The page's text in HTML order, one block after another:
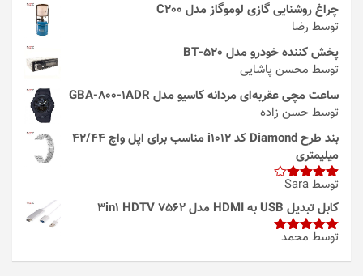
چراغ روشنایی گازی لوموگاز مدل C200
توسط رضا
پخش کننده خودرو مدل 520-BT
توسط محسن پاشایی
ساعت مچی عقربه‌ای مردانه کاسیو مدل GBA-800-1ADR
توسط حسن زاده
بند طرح Diamond کد i1012 مناسب برای اپل واچ 42/44
میلیمتری
امتیاز4
از 5
توسط Sara
کابل تبدیل USB به HDMI مدل 3in1 HDTV 7562
امتیاز5از
توسط محمد